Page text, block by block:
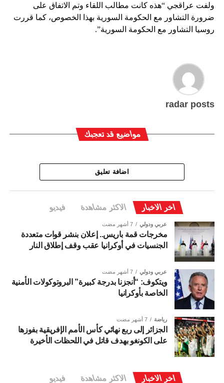
ولفت عراقجي “هذه كانت مطالب اللقاء وتم الاتفاق على
ضرورة التشاور مع الحكومة السورية بهذا الخصوص، كما قررت
روسيا التشاور مع الحكومة السورية”.
radar posts
مواضيع قد تعجبك
اضافة تعليق
اخر الاخبار الاكثر مشاهدة فيديو
عربي ودولي 7 أشهر مضت
مخرجات قمة باريس.. إعلان بنشر قوات متعددة
الجنسيات في أوكرانيا عقب وقف إطلاق النار
عربي ودولي 7 أشهر مضت
ويتكوف: “أنجزنا بدرجة كبيرة” البروتوكولات الأمنية
الخاصة بأوكرانيا
رياضة 7 أشهر مضت
الجزائر إلى ربع نهائي كأس الأمم الإفريقية بفوزها
على الكونغو بهدف قاتل في اللحظات الأخيرة
اخر الاخبار الاكثر مشاهدة فيديو